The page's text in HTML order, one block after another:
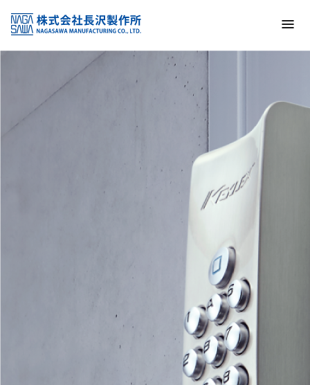
NAGASAWA MFG. CO., LTD.
信頼と技術で未来の安全を支える